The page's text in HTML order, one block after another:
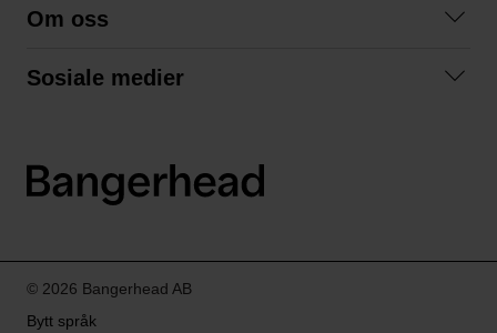
Kjøpsvilkår
Om oss
Sosiale medier
LinkedIn
© 2026 Bangerhead AB
Bytt språk